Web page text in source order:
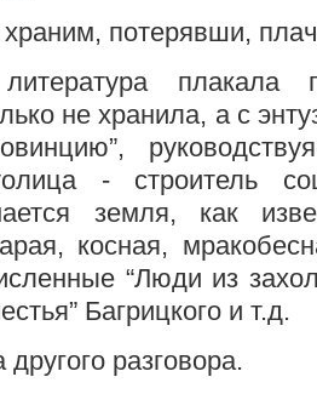
потерявши,
литература
не хранила, а с
- строитель
земля, как
косная,
“Люди из
Багрицкого и т.д.
разговора.